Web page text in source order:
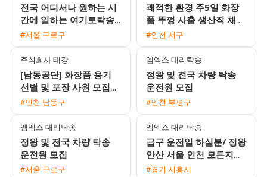
전국 어디서나 원하는 시
간에 일하는 여기로탁송
운전기사 모집 (초보 및
#서울 구로구
쾌적한 환경 주5일 화장
품 뚜껑 사출 생산직 채용
주급 가능 및 정직원 전환
#인천 서구
주식회사 태강
[남동공단] 화장품 용기
선별 및 포장 사원 모집
(주급 가능 / 주5일 2교
#인천 남동구
엠엑스 대리탁송
정왕 및 전국 차량 탁송
운전원 모집
#인천 부평구
엠엑스 대리탁송
정왕 및 전국 차량 탁송
운전원 모집
#서울 구로구
엠엑스 대리탁송
급구 운전일 하실분/ 정왕
안산 서울 인천 모든지역
가능
#경기 시흥시